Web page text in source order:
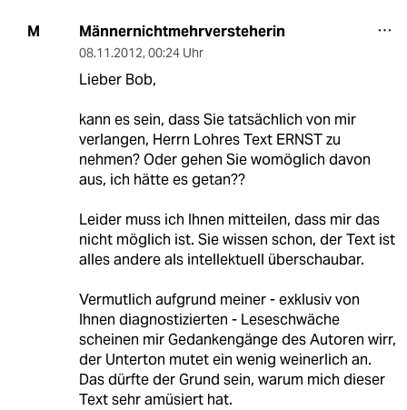
M Männernichtmehrversteherin
08.11.2012, 00:24 Uhr
Lieber Bob,
kann es sein, dass Sie tatsächlich von mir
verlangen, Herrn Lohres Text ERNST zu
nehmen? Oder gehen Sie womöglich davon
aus, ich hätte es getan??
Leider muss ich Ihnen mitteilen, dass mir das
nicht möglich ist. Sie wissen schon, der Text ist
alles andere als intellektuell überschaubar.
Vermutlich aufgrund meiner - exklusiv von
Ihnen diagnostizierten - Leseschwäche
scheinen mir Gedankengänge des Autoren wirr,
der Unterton mutet ein wenig weinerlich an.
Das dürfte der Grund sein, warum mich dieser
Text sehr amüsiert hat.